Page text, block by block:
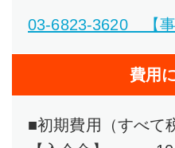
03-6823-3620 【事
費用
■初期費用（すべて